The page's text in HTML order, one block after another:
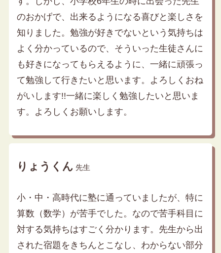
のおかげで、出来るようになる喜びと楽しさを
知りました。勉強が好きでないという気持ちは
よく分かっているので、そういった生徒さんに
も好きになってもらえるように、一緒に頑張っ
て勉強して行きたいと思います。よろしくおね
がいします!!一緒に楽しく勉強したいと思いま
す。よろしくお願いします。
りょうくん 先生
小・中・高時代に塾に通っていましたが、特に
算数（数学）が苦手でした。なので苦手科目に
対する気持ちはすごく分かります。先生から出
された宿題をきちんとこなし、わからない部分